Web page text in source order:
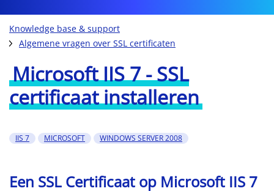
Knowledge base & support
Algemene vragen over SSL certificaten
Microsoft IIS 7 - SSL
certificaat installeren
IIS 7 MICROSOFT WINDOWS SERVER 2008
Een SSL Certificaat op Microsoft IIS 7